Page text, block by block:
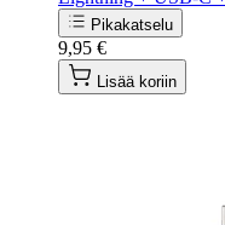
Pikakatselu
9,95 €
Lisää koriin